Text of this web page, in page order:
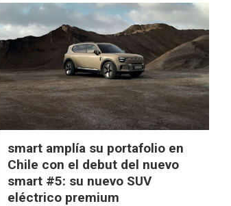
smart amplía su portafolio en
Chile con el debut del nuevo
smart #5: su nuevo SUV
eléctrico premium